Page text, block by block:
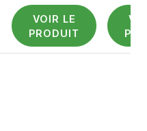
VOIR LE
PRODUIT